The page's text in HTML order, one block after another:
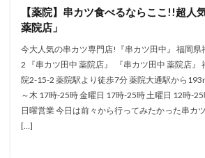
【薬院】串カツ食べるならここ!!超人
薬院店」
今大人気の串カツ専門店!『串カツ田中』 福岡
2 『串カツ田中 薬院店』 『串カツ田中 薬院店』
院2-15-2 薬院駅より徒歩7分 薬院大通駅から
～木 17時-25時 金曜日 17時-25時 土曜日 12時-
日曜営業 今日は前々から行ってみたかった串カ
[…]